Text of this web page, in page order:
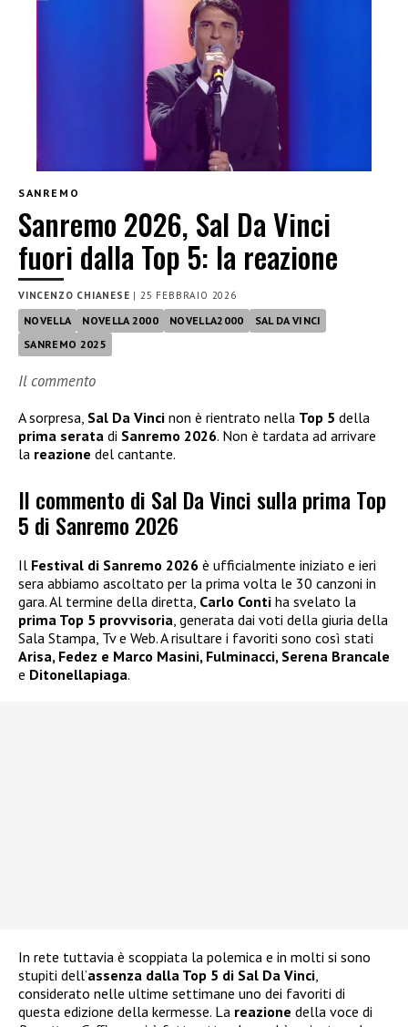
SANREMO
Sanremo 2026, Sal Da Vinci
fuori dalla Top 5: la reazione
VINCENZO CHIANESE |25 FEBBRAIO 2026
NOVELLA NOVELLA 2000 NOVELLA2000
SAL DA VINCI
SANREMO 2025
Il commento
A sorpresa, Sal Da Vinci non è rientrato nella Top 5 della
prima serata di Sanremo 2026. Non è tardata ad arrivare
la reazione del cantante.
Il commento di Sal Da Vinci sulla prima Top
5 di Sanremo 2026
Il Festival di Sanremo 2026 è ufficialmente iniziato e ieri
sera abbiamo ascoltato per la prima volta le 30 canzoni in
gara. Al termine della diretta, Carlo Conti ha svelato la
prima Top 5 provvisoria, generata dai voti della giuria della
Sala Stampa, Tv e Web. A risultare i favoriti sono così stati
Arisa, Fedez e Marco Masini, Fulminacci, Serena Brancale
e Ditonellapiaga.
In rete tuttavia è scoppiata la polemica e in molti si sono
stupiti dell’assenza dalla Top 5 di Sal Da Vinci,
considerato nelle ultime settimane uno dei favoriti di
questa edizione della kermesse. La reazione della voce di